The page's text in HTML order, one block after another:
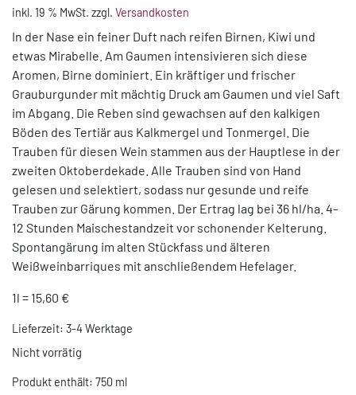
inkl. 19 % MwSt. zzgl. Versandkosten
In der Nase ein feiner Duft nach reifen Birnen, Kiwi und
etwas Mirabelle. Am Gaumen intensivieren sich diese
Aromen, Birne dominiert. Ein kräftiger und frischer
Grauburgunder mit mächtig Druck am Gaumen und viel Saft
im Abgang. Die Reben sind gewachsen auf den kalkigen
Böden des Tertiär aus Kalkmergel und Tonmergel. Die
Trauben für diesen Wein stammen aus der Hauptlese in der
zweiten Oktoberdekade. Alle Trauben sind von Hand
gelesen und selektiert, sodass nur gesunde und reife
Trauben zur Gärung kommen. Der Ertrag lag bei 36 hl/ha. 4-
12 Stunden Maischestandzeit vor schonender Kelterung.
Spontangärung im alten Stückfass und älteren
Weißweinbarriques mit anschließendem Hefelager.
1l = 15,60 €
Lieferzeit: 3-4 Werktage
Nicht vorrätig
Produkt enthält: 750 ml